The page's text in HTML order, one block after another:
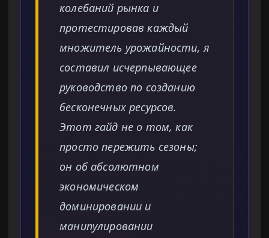
колебаний рынка и
протестировав каждый
множитель урожайности, я
составил исчерпывающее
руководство по созданию
бесконечных ресурсов.
Этот гайд не о том, как
просто пережить сезоны;
он об абсолютном
экономическом
доминировании и
манипулировании